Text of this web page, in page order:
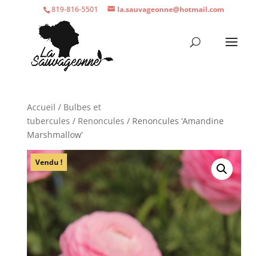
819-816-5501 la.sauvageonne@hotmail.com
Accueil / Bulbes et
tubercules / Renoncules / Renoncules ‘Amandine
Marshmallow’
Vendu !